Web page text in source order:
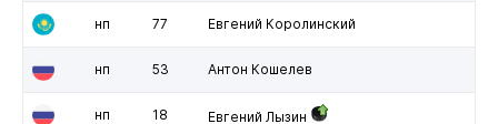
нп 77 Евгений Королинский
нп 53 Антон Кошелев
нп 18 Евгений Лызин